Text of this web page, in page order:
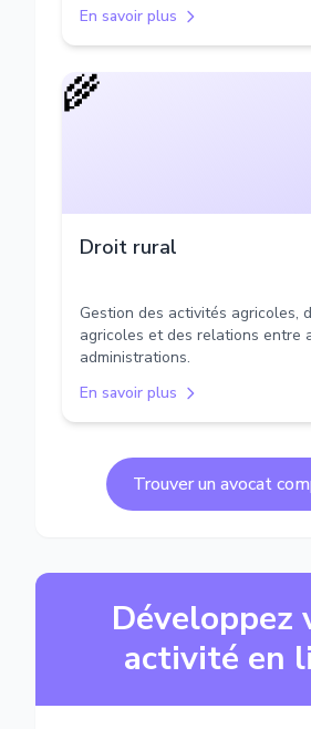
En savoir plus
🌾
Droit rural
Gestion des activités agricoles,
agricoles et des relations entre
administrations.
En savoir plus
Trouver un avocat
Développez
activité en